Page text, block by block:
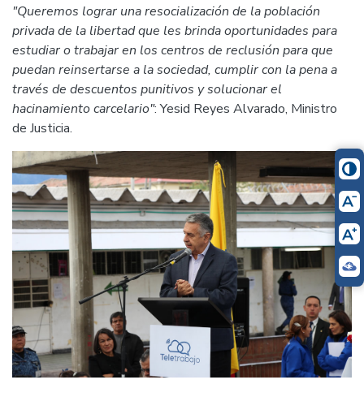
"Queremos lograr una resocialización de la población
privada de la libertad que les brinda oportunidades para
estudiar o trabajar en los centros de reclusión para que
puedan reinsertarse a la sociedad, cumplir con la pena a
través de descuentos punitivos y solucionar el
hacinamiento carcelario": Yesid Reyes Alvarado, Ministro
de Justicia.